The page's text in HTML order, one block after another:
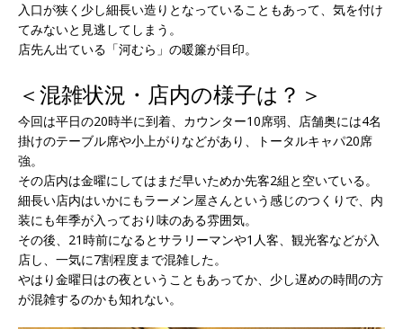
入口が狭く少し細長い造りとなっていることもあって、気を付け
てみないと見逃してしまう。
店先ん出ている「河むら」の暖簾が目印。
＜混雑状況・店内の様子は？＞
今回は平日の20時半に到着、カウンター10席弱、店舗奥には4名
掛けのテーブル席や小上がりなどがあり、トータルキャパ20席
強。
その店内は金曜にしてはまだ早いためか先客2組と空いている。
細長い店内はいかにもラーメン屋さんという感じのつくりで、内
装にも年季が入っており味のある雰囲気。
その後、21時前になるとサラリーマンや1人客、観光客などが入
店し、一気に7割程度まで混雑した。
やはり金曜日はの夜ということもあってか、少し遅めの時間の方
が混雑するのかも知れない。